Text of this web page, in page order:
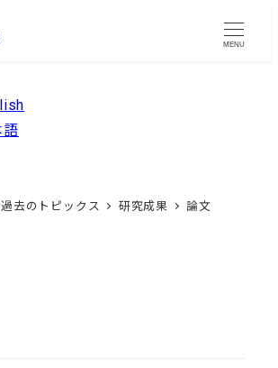
MENU
語
過去のトピックス 研究成果 論文